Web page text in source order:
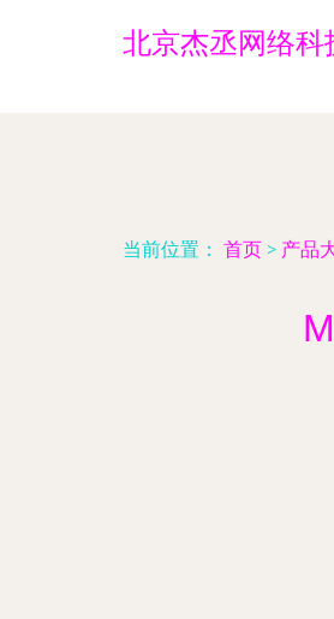
北京杰丞网络科
当前位置： 首页 > 产品